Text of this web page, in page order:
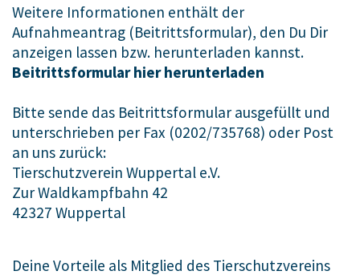
Weitere Informationen enthält der
Aufnahmeantrag (Beitrittsformular), den Du Dir
anzeigen lassen bzw. herunterladen kannst.
Beitrittsformular hier herunterladen
Bitte sende das Beitrittsformular ausgefüllt und
unterschrieben per Fax (0202/735768) oder Post
an uns zurück:
Tierschutzverein Wuppertal e.V.
Zur Waldkampfbahn 42
42327 Wuppertal
Deine Vorteile als Mitglied des Tierschutzvereins